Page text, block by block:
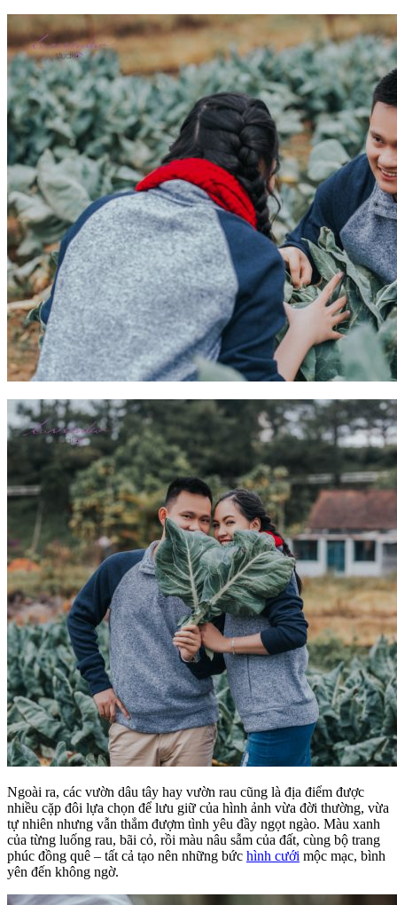
Ngoài ra, các vườn dâu tây hay vườn rau cũng là địa điểm được
nhiều cặp đôi lựa chọn để lưu giữ của hình ảnh vừa đời thường, vừa
tự nhiên nhưng vẫn thắm đượm tình yêu đầy ngọt ngào. Màu xanh
của từng luống rau, bãi cỏ, rồi màu nâu sẫm của đất, cùng bộ trang
phúc đồng quê – tất cả tạo nên những bức hình cưới mộc mạc, bình
yên đến không ngờ.